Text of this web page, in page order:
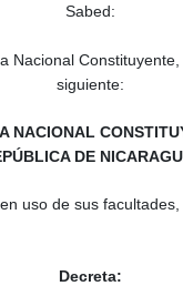
Sabed:
Nacional
siguiente:
NACIONAL
DE
en uso de sus facultades,
Decreta: